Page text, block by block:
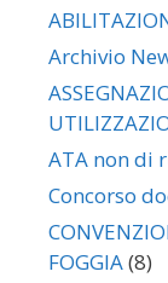
Archivio
ATA non di
Concorso
FOGGIA(8)